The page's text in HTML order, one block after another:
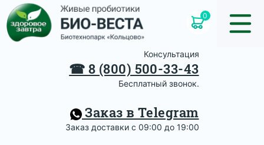
0
Консультация
☎8 (800) 500-33-43
Бесплатный звонок.
Заказ в Telegram
Заказ доставки с 09:00 до 19:00